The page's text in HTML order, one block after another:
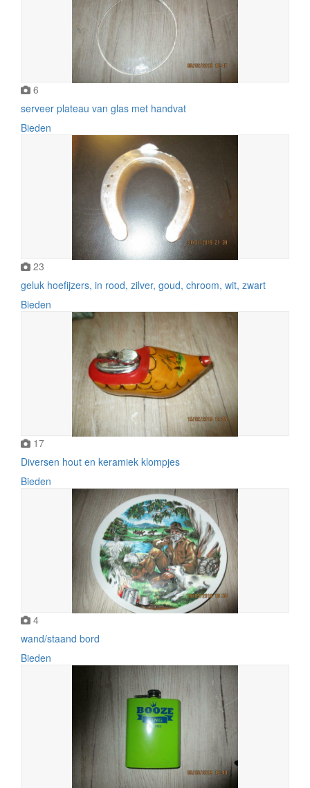
6
serveer plateau van glas met handvat
Bieden
23
geluk hoefijzers, in rood, zilver, goud, chroom, wit, zwart
Bieden
17
Diversen hout en keramiek klompjes
Bieden
4
wand/staand bord
Bieden